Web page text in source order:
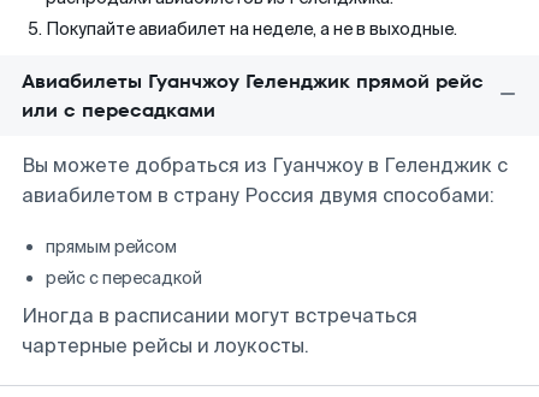
Покупайте авиабилет на неделе, а не в выходные.
Авиабилеты Гуанчжоу Геленджик прямой рейс
или с пересадками
Вы можете добраться из Гуанчжоу в Геленджик с
авиабилетом в страну Россия двумя способами:
прямым рейсом
рейс с пересадкой
Иногда в расписании могут встречаться
чартерные рейсы и лоукосты.